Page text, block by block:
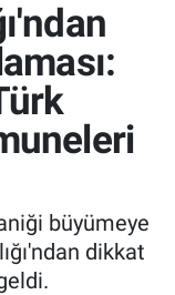
büyümeye
dikkat